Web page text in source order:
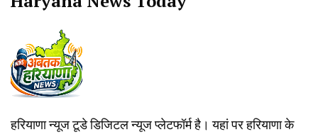
हरियाणा न्यूज टूडे डिजिटल न्यूज प्लेटफॉर्म है। यहां पर हरियाणा के